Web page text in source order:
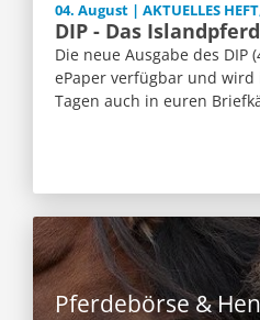
04. August | AKTUELLES
DIP - Das
Die neue Ausgabe des DIP
ePaper verfügbar und
Tagen auch in euren
Pferdebörse &